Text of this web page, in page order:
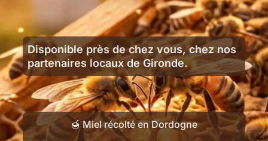
Disponible près de chez vous, chez nos
partenaires locaux de Gironde.
🍯 Miel récolté en Dordogne